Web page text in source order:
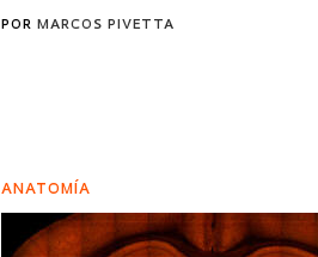
POR MARCOS PIVETTA
ANATOMÍA